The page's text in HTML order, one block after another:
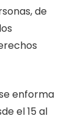
de
enforma
el 15 al